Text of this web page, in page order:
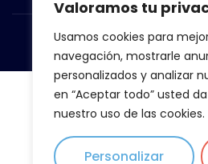
Valoramos tu
Usamos cookies para
navegación, mostrarle
personalizados y analizar
en “Aceptar todo” usted
nuestro uso de las cookies.
Personalizar